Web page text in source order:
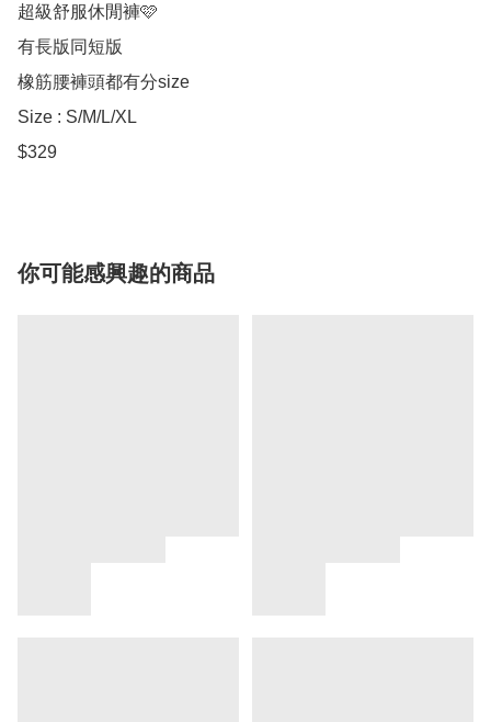
超級舒服休閒褲🩷
有長版同短版
橡筋腰褲頭都有分size
Size : S/M/L/XL
$329
你可能感興趣的商品